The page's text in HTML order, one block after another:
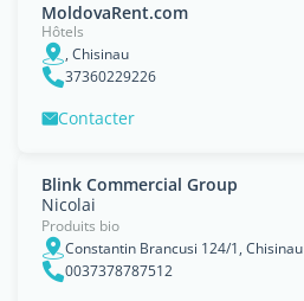
MoldovaRent.com
Hôtels
, Chisinau
37360229226
Contacter
Blink Commercial Group
Nicolai
Produits bio
Constantin Brancusi 124/1, Chisinau
0037378787512